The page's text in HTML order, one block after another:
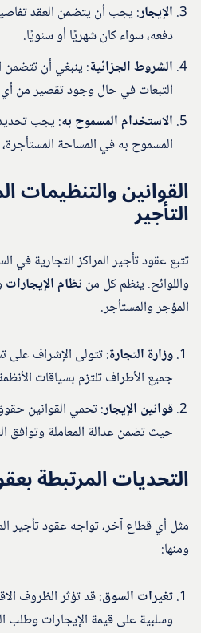
الإيجار: يجب أن يتضمن العقد
دفعه، سواء كان شهريًا أو سنويًا.
الشروط الجزائية: ينبغي أن تتضمن
التبعات في حال وجود تقصير من
الاستخدام المسموح به: يجب
المسموح به في المساحة
القوانين والتنظيمات
التأجير
تتبع عقود تأجير المراكز التجارية في
واللوائح. ينظم كل من نظام الإيجارات
المؤجر والمستأجر.
وزارة التجارة: تتولى الإشراف على
جميع الأطراف تلتزم بسياقات
قوانين الإيجار: تحمي القوانين
حيث تضمن عدالة المعاملة
التحديات المرتبطة
مثل أي قطاع آخر، تواجه عقود تأجير
ومنها:
تغيرات السوق: قد تؤثر الظروف
وسلبية على قيمة الإيجارات وطلب